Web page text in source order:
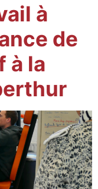
à
de
à la